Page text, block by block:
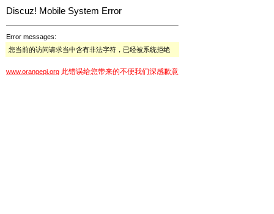
Discuz! Mobile System Error
Error messages:
您当前的访问请求当中含有非法字符，已经被系统拒绝
www.orangepi.org 此错误给您带来的不便我们深感歉意